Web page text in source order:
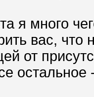
я много
вас, что
от
остальное